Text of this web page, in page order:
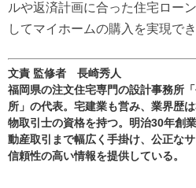
ルや返済計画に合った住宅ロー
してマイホームの購入を実現で
文責 監修者 長崎秀人
福岡県の注文住宅専門の設計事務所
所」の代表。宅建業も営み、業界歴
物取引士の資格を持つ。明治30年創
動産取引まで幅広く手掛け、公正な
信頼性の高い情報を提供している。